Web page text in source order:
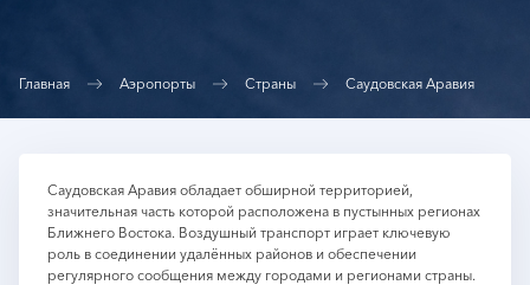
Главная Аэропорты Страны Саудовская Аравия
Саудовская Аравия обладает обширной территорией,
значительная часть которой расположена в пустынных регионах
Ближнего Востока. Воздушный транспорт играет ключевую
роль в соединении удалённых районов и обеспечении
регулярного сообщения между городами и регионами страны.